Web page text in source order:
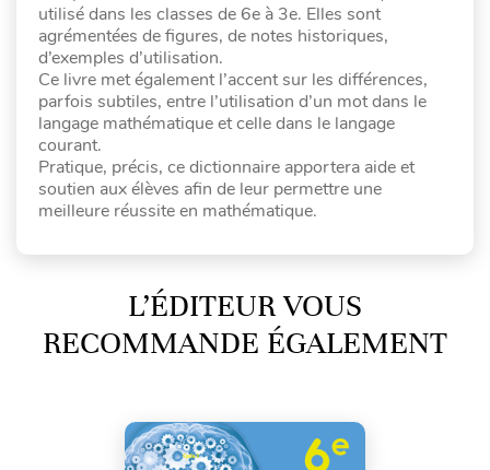
utilisé dans les classes de 6e à 3e. Elles sont
agrémentées de figures, de notes historiques,
d’exemples d’utilisation.
Ce livre met également l’accent sur les différences,
parfois subtiles, entre l’utilisation d’un mot dans le
langage mathématique et celle dans le langage
courant.
Pratique, précis, ce dictionnaire apportera aide et
soutien aux élèves afin de leur permettre une
meilleure réussite en mathématique.
L’ÉDITEUR VOUS
RECOMMANDE ÉGALEMENT